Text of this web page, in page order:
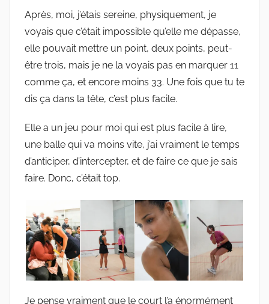
Après, moi, j’étais sereine, physiquement, je
voyais que c’était impossible qu’elle me dépasse,
elle pouvait mettre un point, deux points, peut-
être trois, mais je ne la voyais pas en marquer 11
comme ça, et encore moins 33. Une fois que tu te
dis ça dans la tête, c’est plus facile.
Elle a un jeu pour moi qui est plus facile à lire,
une balle qui va moins vite, j’ai vraiment le temps
d’anticiper, d’intercepter, et de faire ce que je sais
faire. Donc, c’était top.
Je pense vraiment que le court l’a énormément